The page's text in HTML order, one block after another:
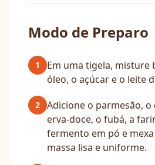
Modo de Preparo
1
Em uma tigela, misture
óleo, o açúcar e o leite
2
Adicione o parmesão, o
erva-doce, o fubá, a
fermento em pó e
massa lisa e uniforme.